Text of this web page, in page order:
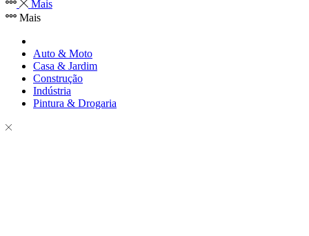
Mais
Mais
Auto & Moto
Casa & Jardim
Construção
Indústria
Pintura & Drogaria